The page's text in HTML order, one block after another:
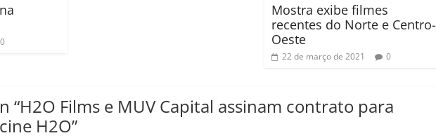
0
Mostra exibe filmes
recentes do Norte e Centro-
Oeste
22 de março de 2021 0
“H2O Films e MUV Capital assinam contrato para
H2O”